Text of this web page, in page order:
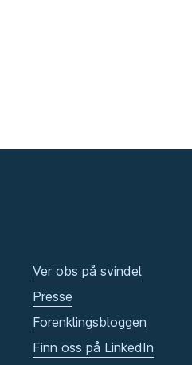
Ver obs på svindel
Presse
Forenklingsbloggen
Finn oss på LinkedIn